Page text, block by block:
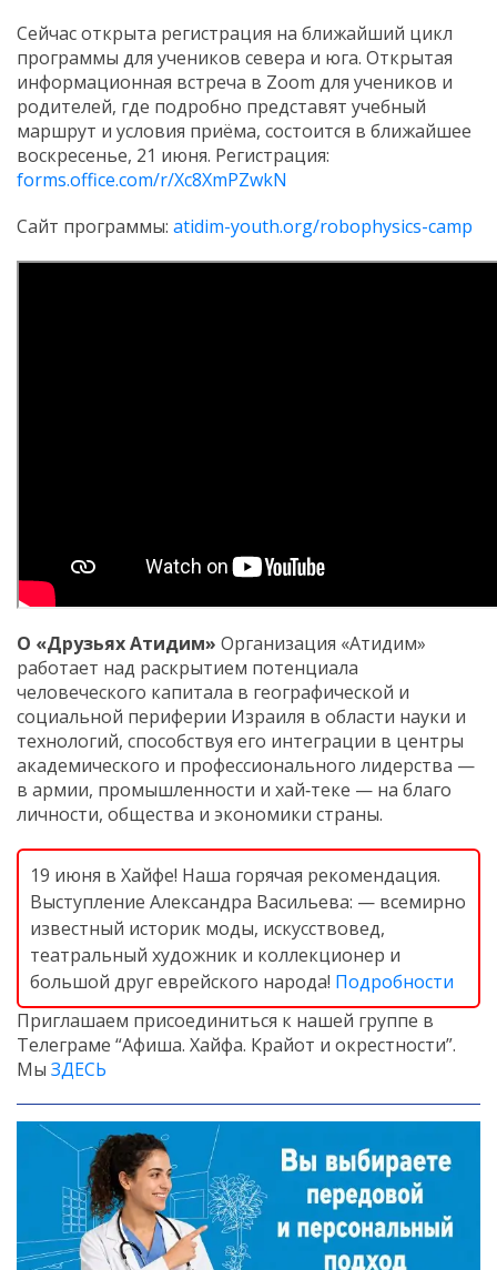
Сейчас открыта регистрация на ближайший цикл
программы для учеников севера и юга. Открытая
информационная встреча в Zoom для учеников и
родителей, где подробно представят учебный
маршрут и условия приёма, состоится в ближайшее
воскресенье, 21 июня. Регистрация:
forms.office.com/r/Xc8XmPZwkN
Сайт программы: atidim-youth.org/robophysics-camp
О «Друзьях Атидим» Организация «Атидим»
работает над раскрытием потенциала
человеческого капитала в географической и
социальной периферии Израиля в области науки и
технологий, способствуя его интеграции в центры
академического и профессионального лидерства —
в армии, промышленности и хай‑теке — на благо
личности, общества и экономики страны.
19 июня в Хайфе! Наша горячая рекомендация.
Выступление Александра Васильева: — всемирно
известный историк моды, искусствовед,
театральный художник и коллекционер и
большой друг еврейского народа! Подробности
Приглашаем присоединиться к нашей группе в
Телеграме “Афиша. Хайфа. Крайот и окрестности”.
Мы ЗДЕСЬ